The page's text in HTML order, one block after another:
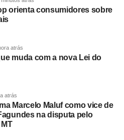
a percepção de tratamento
efetiva do município e atua
Conforme os relatos, ela
administrativas tomadas
cargo de secretária.
afirmou que não há
funcional da ex-secretária.
orienta consumidores sobre
atrás
muda com a nova Lei do
atrás
Marcelo Maluf como vice de
na disputa pelo